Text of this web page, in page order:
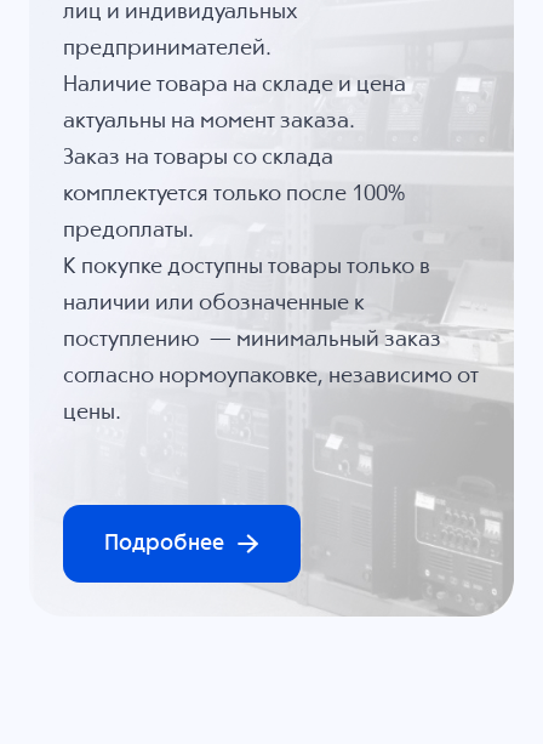
лиц и индивидуальных
предпринимателей.
Наличие товара на складе и цена
актуальны на момент заказа.
Заказ на товары со склада
комплектуется только после 100%
предоплаты.
К покупке доступны товары только в
наличии или обозначенные к
поступлению — минимальный заказ
согласно нормоупаковке, независимо от
цены.
Подробнее